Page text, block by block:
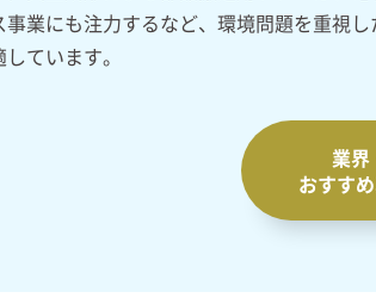
事業にも注力するなど、環境問題を重視し
ています。
業界
おすす